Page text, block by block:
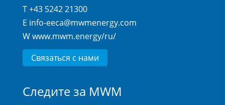
T +43 5242 21300
E info-eeca@mwmenergy.com
Wwww.mwm.energy/ru/
Связаться с нами
Следите за MWM